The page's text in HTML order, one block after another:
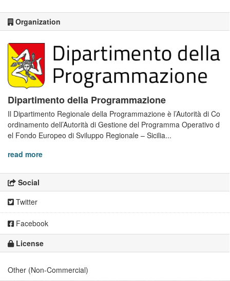
Organization
Dipartimento della Programmazione
Il Dipartimento Regionale della Programmazione è l’Autorità di Co
ordinamento dell’Autorità di Gestione del Programma Operativo d
el Fondo Europeo di Sviluppo Regionale – Sicilia...
read more
Social
Twitter
Facebook
License
Other (Non-Commercial)